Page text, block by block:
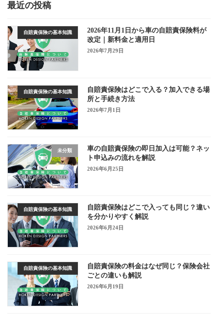
最近の投稿
自賠責保険の基本知識
2026年11月1日から車の自賠責保険料が
改定｜新料金と適用日
2026年7月29日
自賠責保険の基本知識
自賠責保険はどこで入る？加入できる場
所と手続き方法
2026年7月1日
未分類
車の自賠責保険の即日加入は可能？ネッ
ト申込みの流れを解説
2026年6月25日
自賠責保険の基本知識
自賠責保険はどこで入っても同じ？違い
を分かりやすく解説
2026年6月24日
自賠責保険の基本知識
自賠責保険の料金はなぜ同じ？保険会社
ごとの違いも解説
2026年6月19日